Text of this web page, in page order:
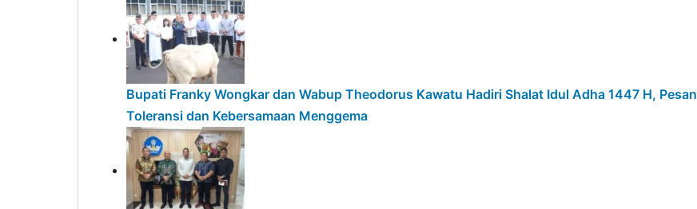
Bupati Franky Wongkar dan Wabup Theodorus Kawatu Hadiri Shalat Idul Adha 1447 H, Pesan
Toleransi dan Kebersamaan Menggema